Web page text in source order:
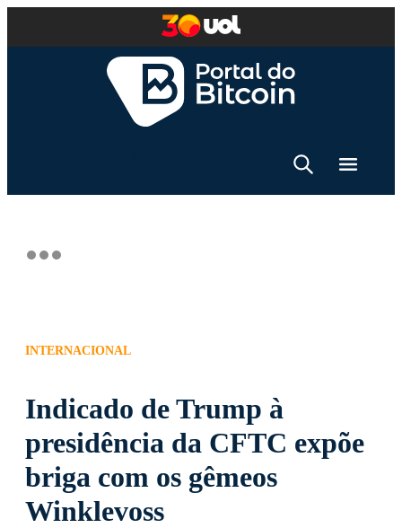
INTERNACIONAL
Indicado de Trump à
presidência da CFTC expõe
briga com os gêmeos
Winklevoss